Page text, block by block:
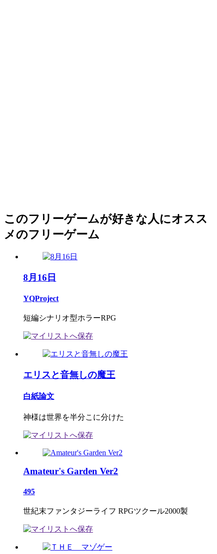
このフリーゲームが好きな人にオスス
メのフリーゲーム
8月16日
YQProject
短編シナリオ型ホラーRPG
エリスと音無しの魔王
白紙論文
神様は世界を半分こに分けた
Amateur's Garden Ver2
495
世紀末ファンタジーライフ RPGツクール2000製